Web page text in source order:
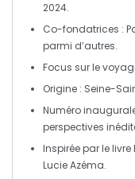
2024.
Co-fondatrices :
parmi d’autres.
Focus sur le
Origine : Seine-
Numéro
perspectives
Inspirée par le livre
Lucie Azéma.